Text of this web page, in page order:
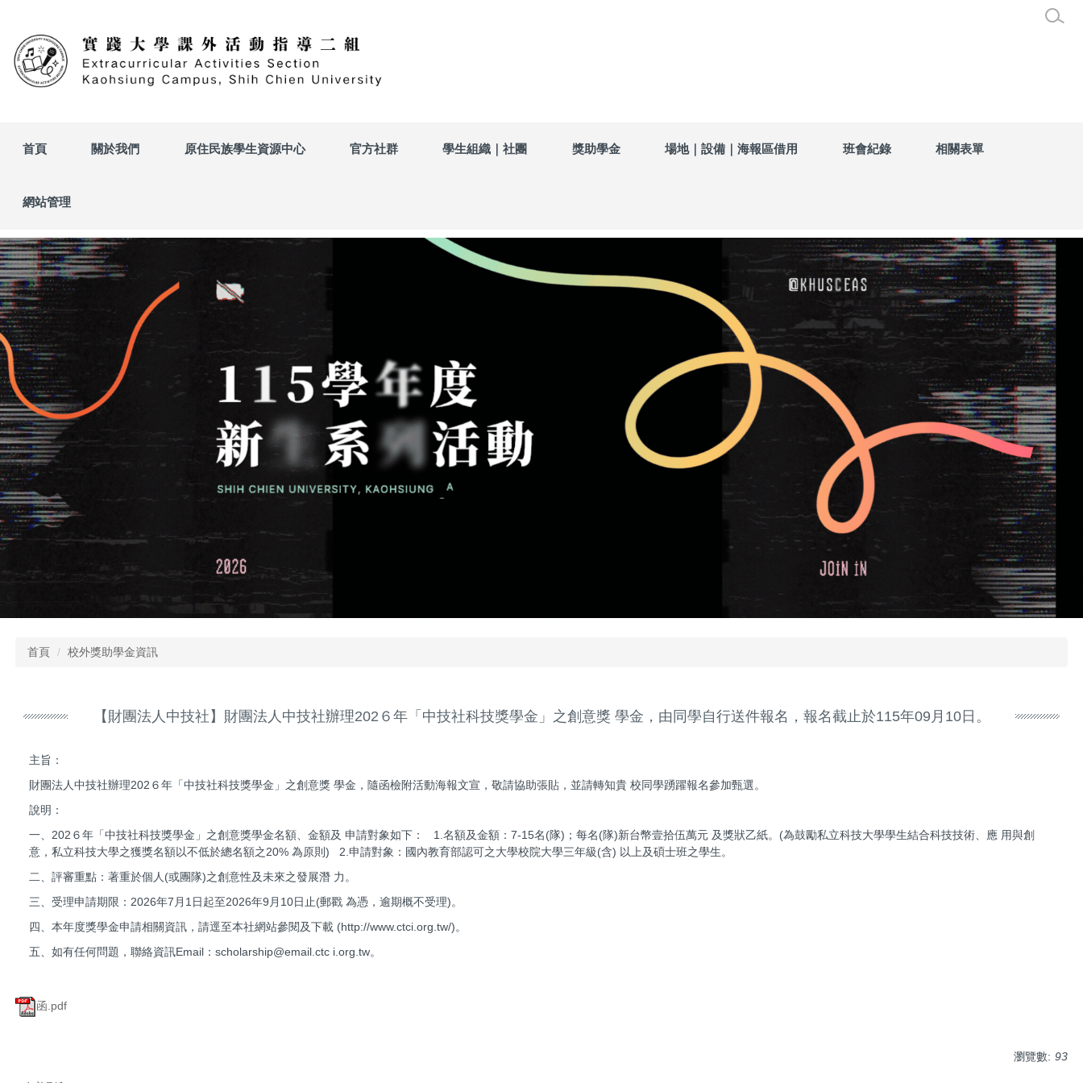
主
要
內
首頁 關於我們 原住民族學生資源中心 官方社群 學生組織｜社團 獎助學金 場地｜設備｜海報區借用 班會紀錄 相關表單
網站管理
首頁 校外獎助學金資訊
【財團法人中技社】財團法人中技社辦理202６年「中技社科技獎學金」之創意獎 學金，由同學自行送件報名，報名截止於115年09月10日。
主旨：
財團法人中技社辦理202６年「中技社科技獎學金」之創意獎 學金，隨函檢附活動海報文宣，敬請協助張貼，並請轉知貴 校同學踴躍報名參加甄選。
說明：
一、202６年「中技社科技獎學金」之創意獎學金名額、金額及 申請對象如下： 1.名額及金額：7-15名(隊)；每名(隊)新台幣壹拾伍萬元 及獎狀乙紙。(為鼓勵私立科技大學學生結合科技技術、應 用與創
意，私立科技大學之獲獎名額以不低於總名額之20% 為原則) 2.申請對象：國內教育部認可之大學校院大學三年級(含) 以上及碩士班之學生。
二、評審重點：著重於個人(或團隊)之創意性及未來之發展潛 力。
三、受理申請期限：2026年7月1日起至2026年9月10日止(郵戳 為憑，逾期概不受理)。
四、本年度獎學金申請相關資訊，請逕至本社網站參閱及下載 (http://www.ctci.org.tw/)。
五、如有任何問題，聯絡資訊Email：scholarship@email.ctc i.org.tw。
函.pdf
瀏覽數: 93